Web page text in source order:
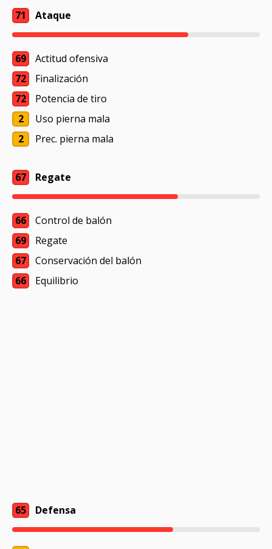
71
Ataque
69
Actitud ofensiva
72
Finalización
72
Potencia de tiro
2
Uso pierna mala
2
Prec. pierna mala
67 Regate
66
Control de balón
69
Regate
67
Conservación del balón
66
Equilibrio
65 Defensa